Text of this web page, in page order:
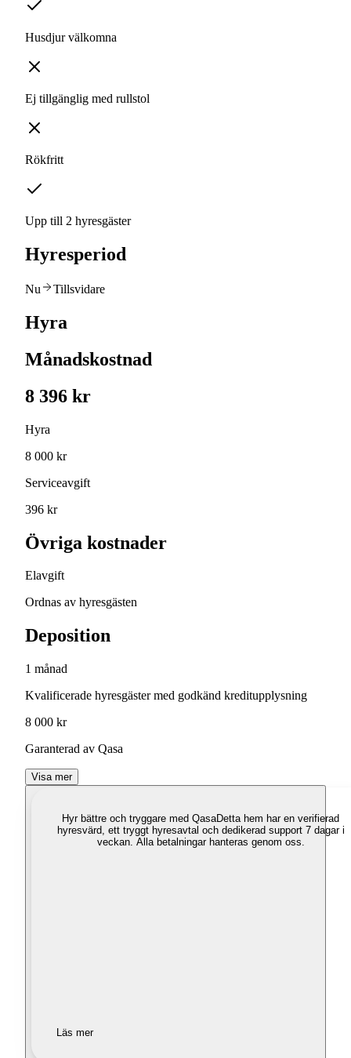
Husdjur välkomna
Ej tillgänglig med rullstol
Rökfritt
Upp till 2 hyresgäster
Hyresperiod
Nu Tillsvidare
Hyra
Månadskostnad
8 396 kr
Hyra
8 000 kr
Serviceavgift
396 kr
Övriga kostnader
Elavgift
Ordnas av hyresgästen
Deposition
1 månad
Kvalificerade hyresgäster med godkänd kreditupplysning
8 000 kr
Garanterad av Qasa
Visa mer
Hyr bättre och tryggare med QasaDetta hem har en verifierad
hyresvärd, ett tryggt hyresavtal och dedikerad support 7 dagar i
veckan. Alla betalningar hanteras genom oss.
Läs mer